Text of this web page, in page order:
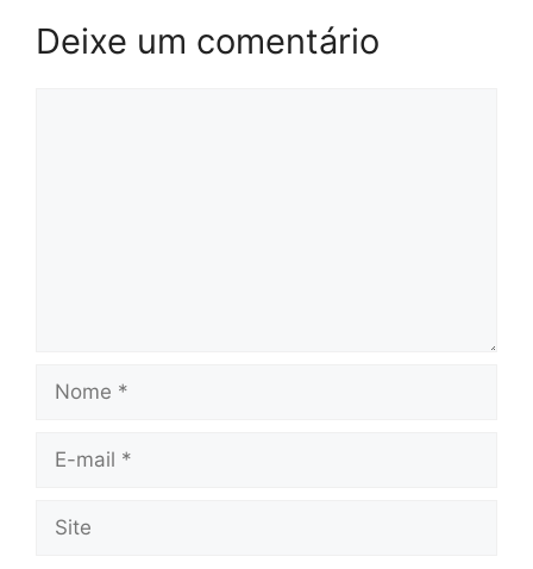
Deixe um comentário
Nome
Site